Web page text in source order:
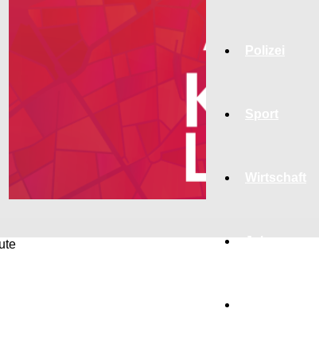
Jobs